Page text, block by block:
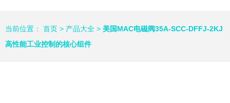
当前位置： 首页 > 产品大全 > 美国MAC电磁阀35A-SCC-DFFJ-2KJ
高性能工业控制的核心组件